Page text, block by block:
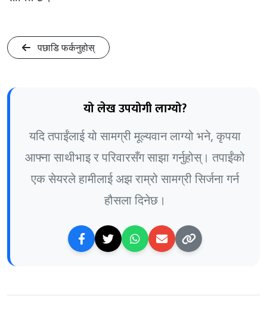
पछाडि फर्कनुहोस्
यो लेख उपयोगी लाग्यो?
यदि तपाईंलाई यो सामग्री मूल्यवान लाग्यो भने, कृपया
आफ्ना साथीभाइ र परिवारसँग साझा गर्नुहोस्। तपाईंको
एक सेयरले हामीलाई अझ राम्रो सामग्री सिर्जना गर्न
हौसला दिनेछ।